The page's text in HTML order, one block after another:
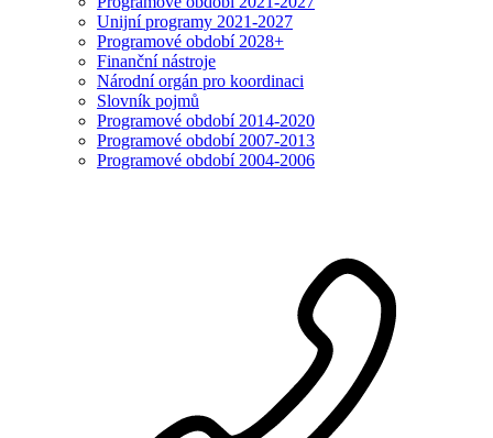
Unijní programy 2021-2027
Programové období 2028+
Finanční nástroje
Národní orgán pro koordinaci
Slovník pojmů
Programové období 2014-2020
Programové období 2007-2013
Programové období 2004-2006